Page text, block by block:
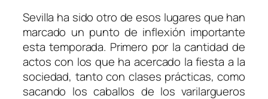
Sevilla ha sido otro de esos lugares que han
marcado un punto de inflexión importante
esta temporada. Primero por la cantidad de
actos con los que ha acercado la fiesta a la
sociedad, tanto con clases prácticas, como
sacando los caballos de los varilargueros